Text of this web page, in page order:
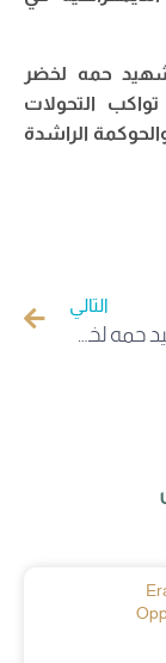
حمه لخضر
التحولات
الراشدة
التالي